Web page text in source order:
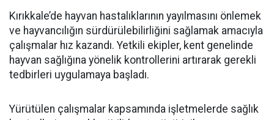
Kırıkkale’de hayvan hastalıklarının yayılmasını önlemek
ve hayvancılığın sürdürülebilirliğini sağlamak amacıyla
çalışmalar hız kazandı. Yetkili ekipler, kent genelinde
hayvan sağlığına yönelik kontrollerini artırarak gerekli
tedbirleri uygulamaya başladı.
Yürütülen çalışmalar kapsamında işletmelerde sağlık